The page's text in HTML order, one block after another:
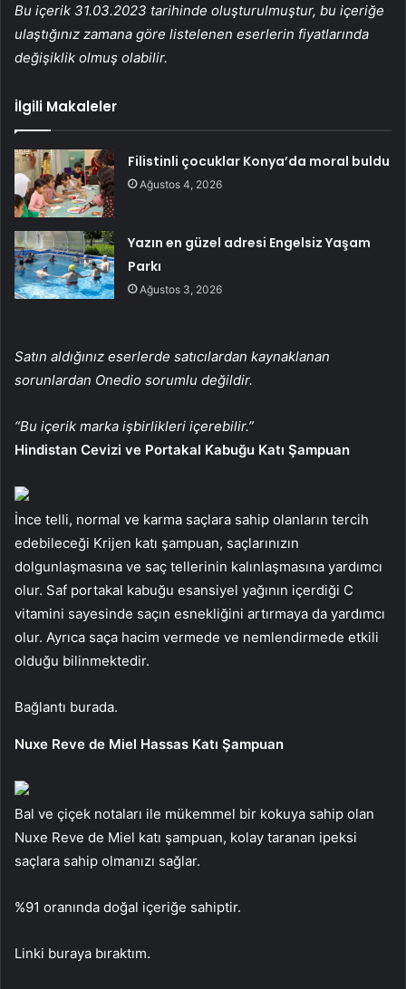
Bu içerik 31.03.2023 tarihinde oluşturulmuştur, bu içeriğe
ulaştığınız zamana göre listelenen eserlerin fiyatlarında
değişiklik olmuş olabilir.
İlgili Makaleler
Filistinli çocuklar Konya’da moral buldu
Ağustos 4, 2026
Yazın en güzel adresi Engelsiz Yaşam
Parkı
Ağustos 3, 2026
Satın aldığınız eserlerde satıcılardan kaynaklanan
sorunlardan Onedio sorumlu değildir.
“Bu içerik marka işbirlikleri içerebilir.”
Hindistan Cevizi ve Portakal Kabuğu Katı Şampuan
İnce telli, normal ve karma saçlara sahip olanların tercih
edebileceği Krijen katı şampuan, saçlarınızın
dolgunlaşmasına ve saç tellerinin kalınlaşmasına yardımcı
olur. Saf portakal kabuğu esansiyel yağının içerdiği C
vitamini sayesinde saçın esnekliğini artırmaya da yardımcı
olur. Ayrıca saça hacim vermede ve nemlendirmede etkili
olduğu bilinmektedir.
Bağlantı burada.
Nuxe Reve de Miel Hassas Katı Şampuan
Bal ve çiçek notaları ile mükemmel bir kokuya sahip olan
Nuxe Reve de Miel katı şampuan, kolay taranan ipeksi
saçlara sahip olmanızı sağlar.
%91 oranında doğal içeriğe sahiptir.
Linki buraya bıraktım.